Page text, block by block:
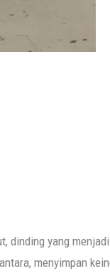
dinding yang
menyimpan